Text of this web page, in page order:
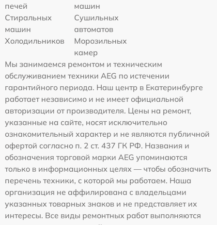
печей
машин
Стиральных
машин
Сушильных
автоматов
Холодильников
Морозильных
камер
Мы занимаемся ремонтом и техническим
обслуживанием техники AEG по истечении
гарантийного периода. Наш центр в Екатеринбурге
работает независимо и не имеет официальной
авторизации от производителя. Цены на ремонт,
указанные на сайте, носят исключительно
ознакомительный характер и не являются публичной
офертой согласно п. 2 ст. 437 ГК РФ. Названия и
обозначения торговой марки AEG упоминаются
только в информационных целях — чтобы обозначить
перечень техники, с которой мы работаем. Наша
организация не аффилирована с владельцами
указанных товарных знаков и не представляет их
интересы. Все виды ремонтных работ выполняются